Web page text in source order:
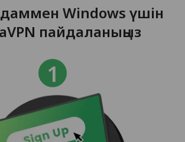
Windows үшін
пайдаланыңыз